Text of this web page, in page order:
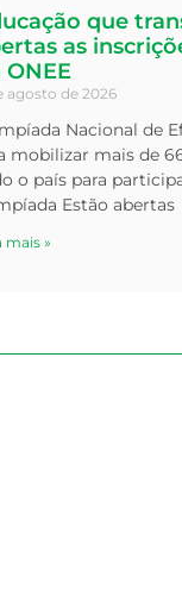
que
as
ONEE
agosto de 2026
Nacional de
mobilizar mais de
o país para
Estão abertas
mais »